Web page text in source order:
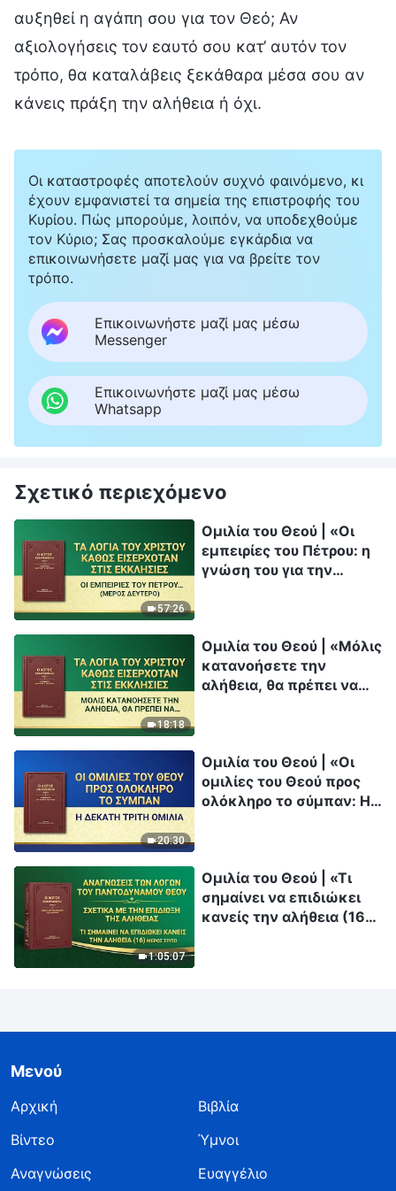
αυξηθεί η αγάπη σου για τον Θεό; Αν
αξιολογήσεις τον εαυτό σου κατ’ αυτόν τον
τρόπο, θα καταλάβεις ξεκάθαρα μέσα σου αν
κάνεις πράξη την αλήθεια ή όχι.
Οι καταστροφές αποτελούν συχνό φαινόμενο, κι
έχουν εμφανιστεί τα σημεία της επιστροφής του
Κυρίου. Πώς μπορούμε, λοιπόν, να υποδεχθούμε
τον Κύριο; Σας προσκαλούμε εγκάρδια να
επικοινωνήσετε μαζί μας για να βρείτε τον
τρόπο.
Επικοινωνήστε μαζί μας μέσω
Messenger
Επικοινωνήστε μαζί μας μέσω
Whatsapp
Σχετικό περιεχόμενο
57:26
Ομιλία του Θεού | «Οι
εμπειρίες του Πέτρου: η
γνώση του για την
18:18
Ομιλία του Θεού | «Μόλις
κατανοήσετε την
αλήθεια, θα πρέπει να
20:30
Ομιλία του Θεού | «Οι
ομιλίες του Θεού προς
ολόκληρο το σύμπαν: Η
1:05:07
Ομιλία του Θεού | «Τι
σημαίνει να επιδιώκει
κανείς την αλήθεια (16)»
Μενού
Αρχική
Βιβλία
Βίντεο
Ύμνοι
Αναγνώσεις
Ευαγγέλιο